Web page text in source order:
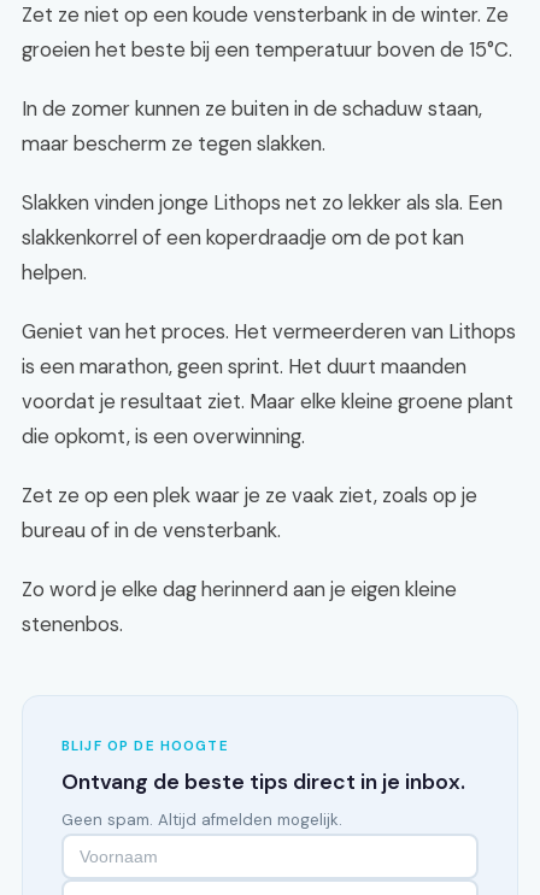
Zet ze niet op een koude vensterbank in de winter. Ze
groeien het beste bij een temperatuur boven de 15°C.
In de zomer kunnen ze buiten in de schaduw staan,
maar bescherm ze tegen slakken.
Slakken vinden jonge Lithops net zo lekker als sla. Een
slakkenkorrel of een koperdraadje om de pot kan
helpen.
Geniet van het proces. Het vermeerderen van Lithops
is een marathon, geen sprint. Het duurt maanden
voordat je resultaat ziet. Maar elke kleine groene plant
die opkomt, is een overwinning.
Zet ze op een plek waar je ze vaak ziet, zoals op je
bureau of in de vensterbank.
Zo word je elke dag herinnerd aan je eigen kleine
stenenbos.
BLIJF OP DE HOOGTE
Ontvang de beste tips direct in je inbox.
Geen spam. Altijd afmelden mogelijk.